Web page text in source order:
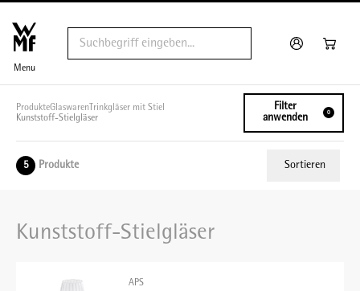
Menu
ProdukteGlaswaren Trinkgläser mit Stiel
Kunststoff-Stielgläser
Filter
anwenden
0
5 Produkte Sortieren
Kunststoff-Stielgläser
APS